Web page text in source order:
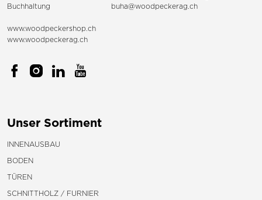
Buchhaltung
buha@woodpeckerag.ch
www.woodpeckershop.ch
www.woodpeckerag.ch
Unser Sortiment
INNENAUSBAU
BODEN
TÜREN
SCHNITTHOLZ / FURNIER